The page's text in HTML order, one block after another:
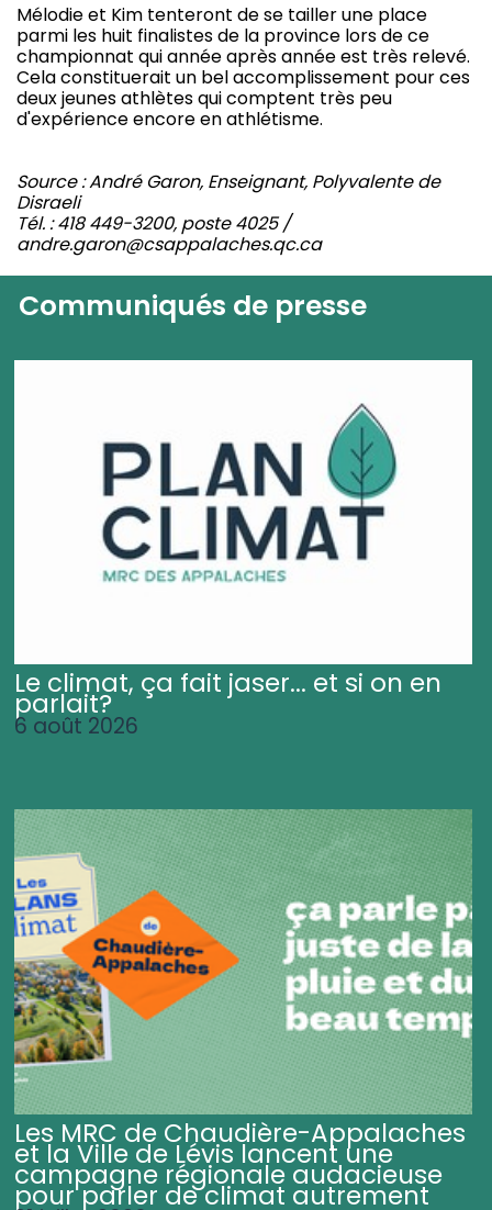
Mélodie et Kim tenteront de se tailler une place
parmi les huit finalistes de la province lors de ce
championnat qui année après année est très relevé.
Cela constituerait un bel accomplissement pour ces
deux jeunes athlètes qui comptent très peu
d'expérience encore en athlétisme.
Source : André Garon, Enseignant, Polyvalente de
Disraeli
Tél. : 418 449-3200, poste 4025 /
andre.garon@csappalaches.qc.ca
Communiqués de presse
Le climat, ça fait jaser... et si on en
parlait?
6 août 2026
Les MRC de Chaudière-Appalaches
et la Ville de Lévis lancent une
campagne régionale audacieuse
pour parler de climat autrement